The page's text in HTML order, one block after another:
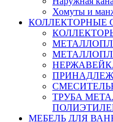
Хомуты и
КОЛЛЕКТОРНЫЕ
ТРУБА
МЕБЕЛЬ ДЛЯ